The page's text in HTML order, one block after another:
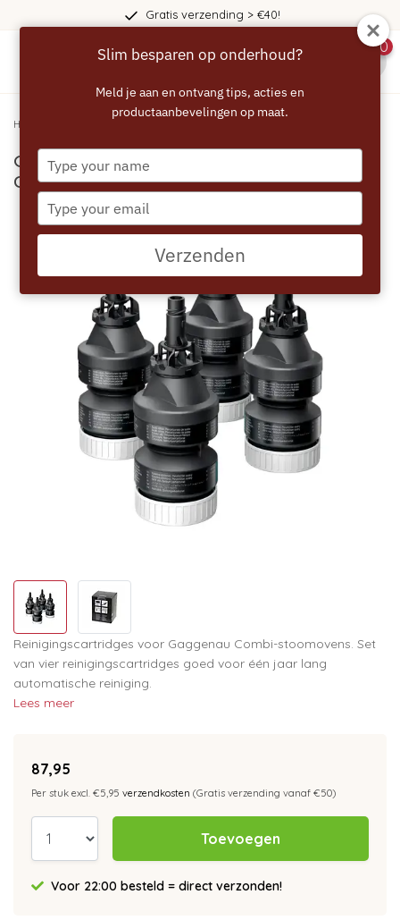
Gratis verzending > €40!
0
Home
GAGGENAU Reinigingscartridges - 4 stuks -
CLS10
Reinigingscartridges voor Gaggenau Combi-stoomovens. Set
van vier reinigingscartridges goed voor één jaar lang
automatische reiniging.
Lees meer
87,95
Per stuk excl. €5,95 verzendkosten (Gratis verzending vanaf €50)
Toevoegen
Voor 22:00 besteld = direct verzonden!
Slim besparen op onderhoud?
Meld je aan en ontvang tips, acties en
productaanbevelingen op maat.
Type
your
name
Type
your
email
Verzenden